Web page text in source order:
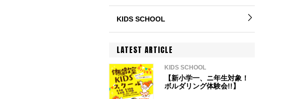
KIDS SCHOOL
LATEST ARTICLE
KIDS SCHOOL
【新小学一、ニ年生対象！
ボルダリング体験会!!】